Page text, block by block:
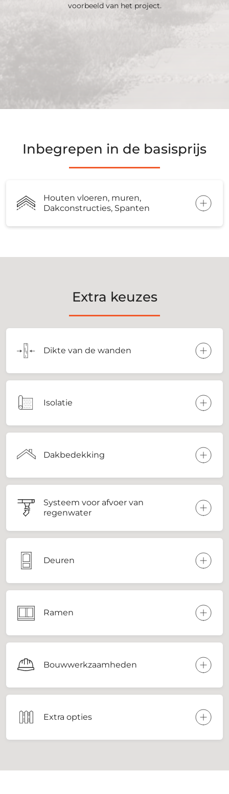
voorbeeld van het project.
Inbegrepen in de basisprijs
Houten vloeren, muren,
Dakconstructies, Spanten
Extra keuzes
Dikte van de wanden
Isolatie
Dakbedekking
Systeem voor afvoer van
regenwater
Deuren
Ramen
Bouwwerkzaamheden
Extra opties